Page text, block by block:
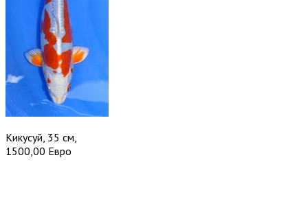
Кикусуй, 35 см,
1500,00 Евро